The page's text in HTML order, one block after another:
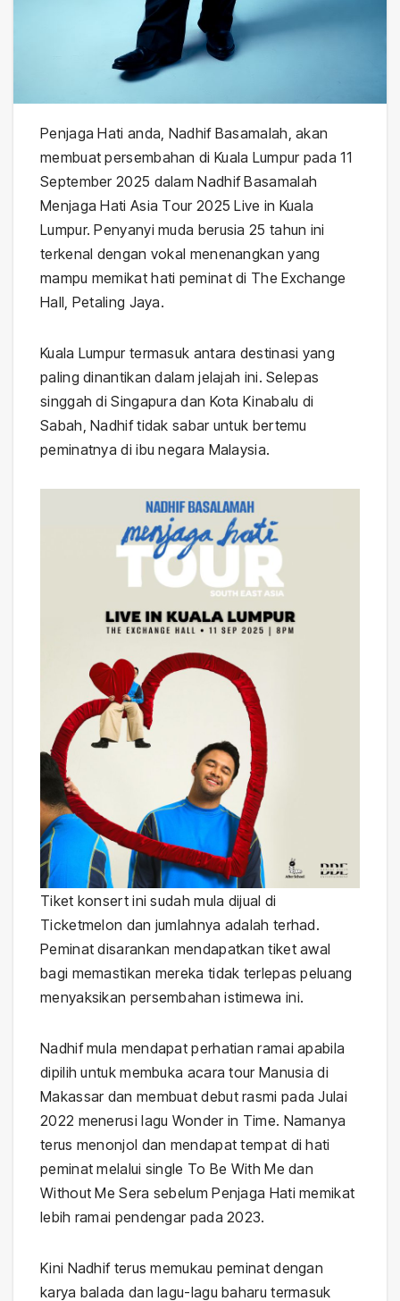
Penjaga Hati anda, Nadhif Basamalah, akan
membuat persembahan di Kuala Lumpur pada 11
September 2025 dalam Nadhif Basamalah
Menjaga Hati Asia Tour 2025 Live in Kuala
Lumpur. Penyanyi muda berusia 25 tahun ini
terkenal dengan vokal menenangkan yang
mampu memikat hati peminat di The Exchange
Hall, Petaling Jaya.
Kuala Lumpur termasuk antara destinasi yang
paling dinantikan dalam jelajah ini. Selepas
singgah di Singapura dan Kota Kinabalu di
Sabah, Nadhif tidak sabar untuk bertemu
peminatnya di ibu negara Malaysia.
Tiket konsert ini sudah mula dijual di
Ticketmelon dan jumlahnya adalah terhad.
Peminat disarankan mendapatkan tiket awal
bagi memastikan mereka tidak terlepas peluang
menyaksikan persembahan istimewa ini.
Nadhif mula mendapat perhatian ramai apabila
dipilih untuk membuka acara tour Manusia di
Makassar dan membuat debut rasmi pada Julai
2022 menerusi lagu Wonder in Time. Namanya
terus menonjol dan mendapat tempat di hati
peminat melalui single To Be With Me dan
Without Me Sera sebelum Penjaga Hati memikat
lebih ramai pendengar pada 2023.
Kini Nadhif terus memukau peminat dengan
karya balada dan lagu-lagu baharu termasuk